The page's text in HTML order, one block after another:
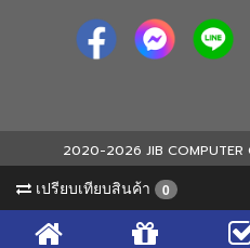
2020-2026 JIB
เปรียบเทียบสินค้า 0